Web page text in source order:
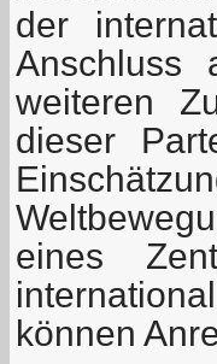
der
weiteren
dieser
eines
können